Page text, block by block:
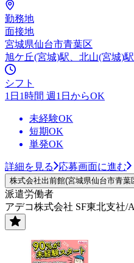
勤務地
面接地
宮城県仙台市青葉区
旭ケ丘(宮城)駅、北山(宮城)
シフト
1日1時間 週1日からOK
未経験OK
短期OK
単発OK
詳細を見る 応募画面に進む
株式会社出前館(宮城県仙台市青
派遣労働者
アデコ株式会社 SF東北支社/